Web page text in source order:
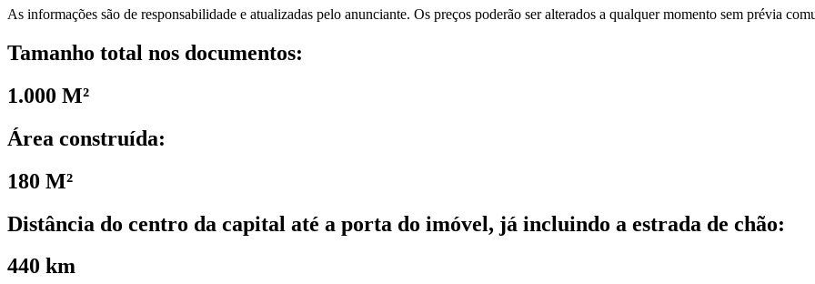
As informações são de responsabilidade e atualizadas pelo anunciante. Os preços poderão ser alterados a qualquer momento sem prévia
Tamanho total nos documentos:
1.000 M²
Área construída:
180 M²
Distância do centro da capital até a porta do imóvel, já incluindo a estrada de chão:
440 km